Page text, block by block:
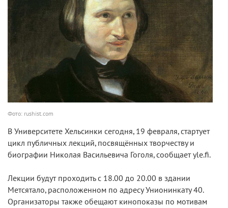
Фото: rushist.com
В Университете Хельсинки сегодня, 19 февраля, стартует
цикл публичных лекций, посвящённых творчеству и
биографии Николая Васильевича Гоголя, сообщает yle.fi.
Лекции будут проходить с 18.00 до 20.00 в здании
Метсятало, расположенном по адресу Унионинкату 40.
Организаторы также обещают кинопоказы по мотивам